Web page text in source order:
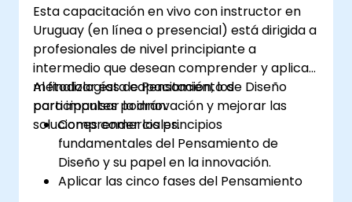
Esta capacitación en vivo con instructor en
Uruguay (en línea o presencial) está dirigida a
profesionales de nivel principiante a
intermedio que desean comprender y aplicar
metodologías de Pensamiento de Diseño
para impulsar la innovación y mejorar las
soluciones comerciales.
Al finalizar esta capacitación, los
participantes podrán:
Comprender los principios
fundamentales del Pensamiento de
Diseño y su papel en la innovación.
Aplicar las cinco fases del Pensamiento